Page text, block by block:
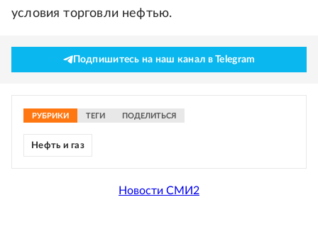
условия торговли нефтью.
Подпишитесь на наш канал в Telegram
РУБРИКИ ТЕГИ ПОДЕЛИТЬСЯ
Нефть и газ
Новости СМИ2